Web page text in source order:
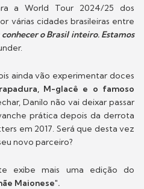
a World Tour 2024/25 dos
várias cidades brasileiras entre
conhecer o Brasil inteiro. Estamos
ainda vão experimentar doces
M-glacê e o famoso
Danilo não vai deixar passar
prática depois da derrota
em 2017. Será que desta vez
novo parceiro?
exibe mais uma edição do
Maionese".